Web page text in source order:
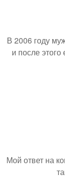
В 2006 году
и после
Мой ответ на